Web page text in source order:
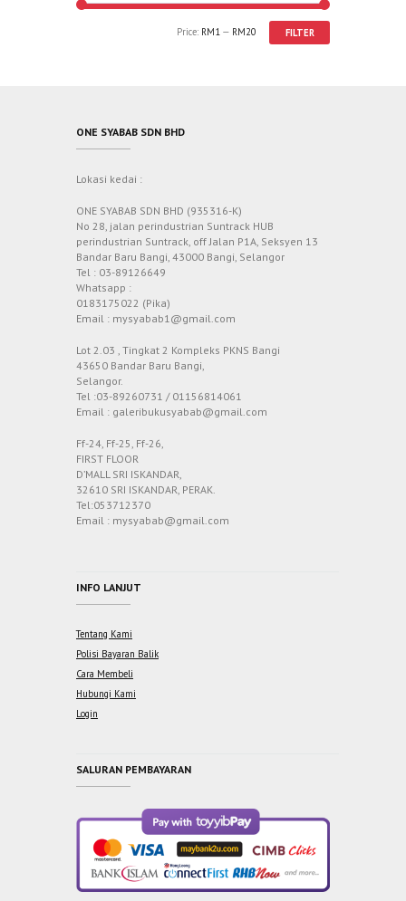
FILTER
Price: RM1 — RM20
ONE SYABAB SDN BHD
Lokasi kedai :
ONE SYABAB SDN BHD (935316-K)
No 28, jalan perindustrian Suntrack HUB
perindustrian Suntrack, off Jalan P1A, Seksyen 13
Bandar Baru Bangi, 43000 Bangi, Selangor
Tel : 03-89126649
Whatsapp :
0183175022 (Pika)
Email : mysyabab1@gmail.com
Lot 2.03 , Tingkat 2 Kompleks PKNS Bangi
43650 Bandar Baru Bangi,
Selangor.
Tel :03-89260731 / 01156814061
Email : galeribukusyabab@gmail.com
Ff-24, Ff-25, Ff-26,
FIRST FLOOR
D’MALL SRI ISKANDAR,
32610 SRI ISKANDAR, PERAK.
Tel:053712370
Email : mysyabab@gmail.com
INFO LANJUT
Tentang Kami
Polisi Bayaran Balik
Cara Membeli
Hubungi Kami
Login
SALURAN PEMBAYARAN